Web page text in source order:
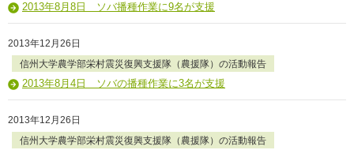
2013年8月8日 ソバ播種作業に9名が支援
2013年12月26日
信州大学農学部栄村震災復興支援隊（農援隊）の活動報告
2013年8月4日 ソバの播種作業に3名が支援
2013年12月26日
信州大学農学部栄村震災復興支援隊（農援隊）の活動報告